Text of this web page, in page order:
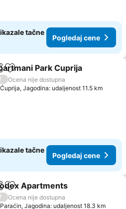
tačne
Pogledaj cene
Dodati u favorite
Park Cuprija
/
Ocena nije dostupna
Ćuprija, Jagodina: udaljenost 11.5 km
tačne
Pogledaj cene
Dodati u favorite
Apartments
/
Ocena nije dostupna
Paraćin, Jagodina: udaljenost 18.3 km